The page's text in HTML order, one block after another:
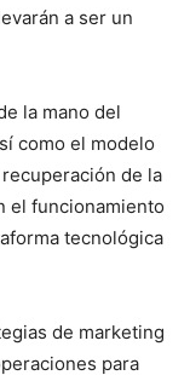
a ser un
la mano del
como el modelo
de la
el funcionamiento
tecnológica
de marketing
para